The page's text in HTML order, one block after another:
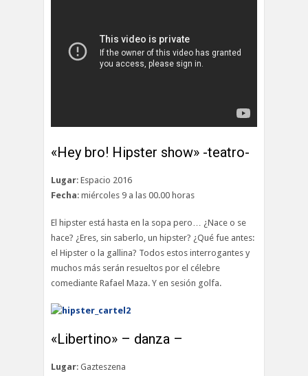
«Hey bro! Hipster show» -teatro-
Lugar: Espacio 2016
Fecha: miércoles 9 a las 00.00 horas
El hipster está hasta en la sopa pero… ¿Nace o se
hace? ¿Eres, sin saberlo, un hipster? ¿Qué fue antes:
el Hipster o la gallina? Todos estos interrogantes y
muchos más serán resueltos por el célebre
comediante Rafael Maza. Y en sesión golfa.
«Libertino» – danza –
Lugar: Gazteszena